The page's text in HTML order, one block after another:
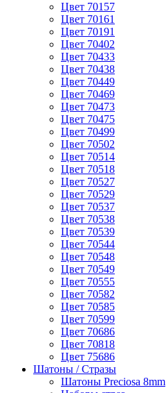
Цвет 70157
Цвет 70161
Цвет 70191
Цвет 70402
Цвет 70433
Цвет 70438
Цвет 70449
Цвет 70469
Цвет 70473
Цвет 70475
Цвет 70499
Цвет 70502
Цвет 70514
Цвет 70518
Цвет 70527
Цвет 70529
Цвет 70537
Цвет 70538
Цвет 70539
Цвет 70544
Цвет 70548
Цвет 70549
Цвет 70555
Цвет 70582
Цвет 70585
Цвет 70599
Цвет 70686
Цвет 70818
Цвет 75686
Шатоны / Стразы
Шатоны Preciosa 8mm